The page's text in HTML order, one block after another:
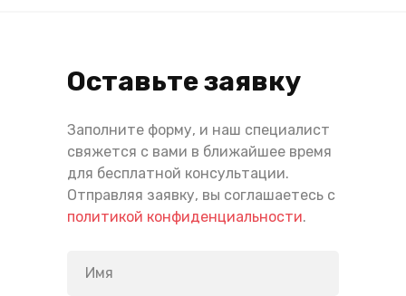
Оставьте заявку
Заполните форму, и наш специалист
свяжется с вами в ближайшее время
для бесплатной консультации.
Отправляя заявку, вы соглашаетесь с
политикой конфиденциальности.